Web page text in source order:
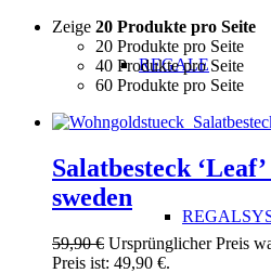
REGALE
Zeige 20 Produkte pro Seite
20 Produkte pro Seite
40 Produkte pro Seite
60 Produkte pro Seite
Salatbesteck
sweden
59,90€ Ursprünglicher Preis
Preis ist: 49,90 €.